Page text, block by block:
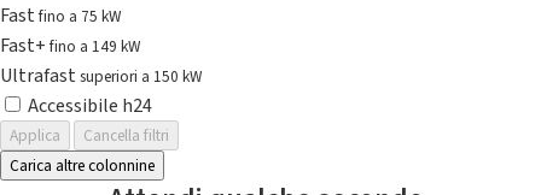
Fastfino a 75 kW
Fast+fino a 149 kW
Ultrafast superiori a 150 kW
Accessibile h24
Applica
Cancella filtri
Carica altre colonnine